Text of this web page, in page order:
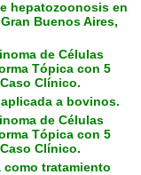
hepatozoonosis en
Buenos Aires,
de Células
Tópica con 5
Clínico.
a bovinos.
de Células
Tópica con 5
Clínico.
tratamiento